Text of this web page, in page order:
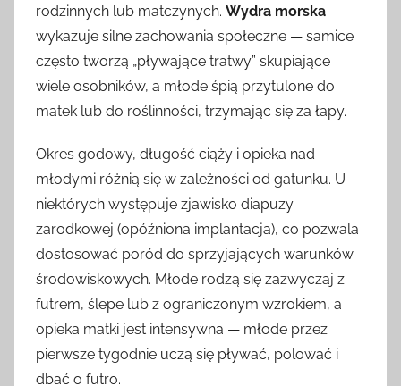
rodzinnych lub matczynych. Wydra morska
wykazuje silne zachowania społeczne — samice
często tworzą „pływające tratwy” skupiające
wiele osobników, a młode śpią przytulone do
matek lub do roślinności, trzymając się za łapy.
Okres godowy, długość ciąży i opieka nad
młodymi różnią się w zależności od gatunku. U
niektórych występuje zjawisko diapuzy
zarodkowej (opóźniona implantacja), co pozwala
dostosować poród do sprzyjających warunków
środowiskowych. Młode rodzą się zazwyczaj z
futrem, ślepe lub z ograniczonym wzrokiem, a
opieka matki jest intensywna — młode przez
pierwsze tygodnie uczą się pływać, polować i
dbać o futro.